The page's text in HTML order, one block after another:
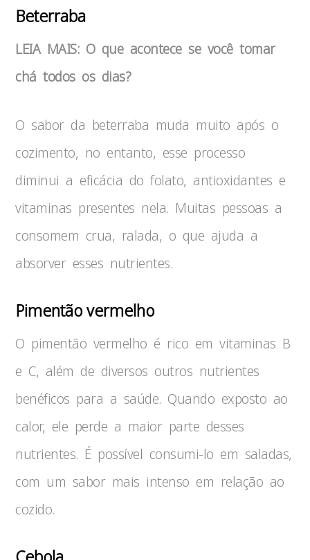
Beterraba
LEIA MAIS: O que acontece se você tomar
chá todos os dias?
O sabor da beterraba muda muito após o
cozimento, no entanto, esse processo
diminui a eficácia do folato, antioxidantes e
vitaminas presentes nela. Muitas pessoas a
consomem crua, ralada, o que ajuda a
absorver esses nutrientes.
Pimentão vermelho
O pimentão vermelho é rico em vitaminas B
e C, além de diversos outros nutrientes
benéficos para a saúde. Quando exposto ao
calor, ele perde a maior parte desses
nutrientes. É possível consumi-lo em saladas,
com um sabor mais intenso em relação ao
cozido.